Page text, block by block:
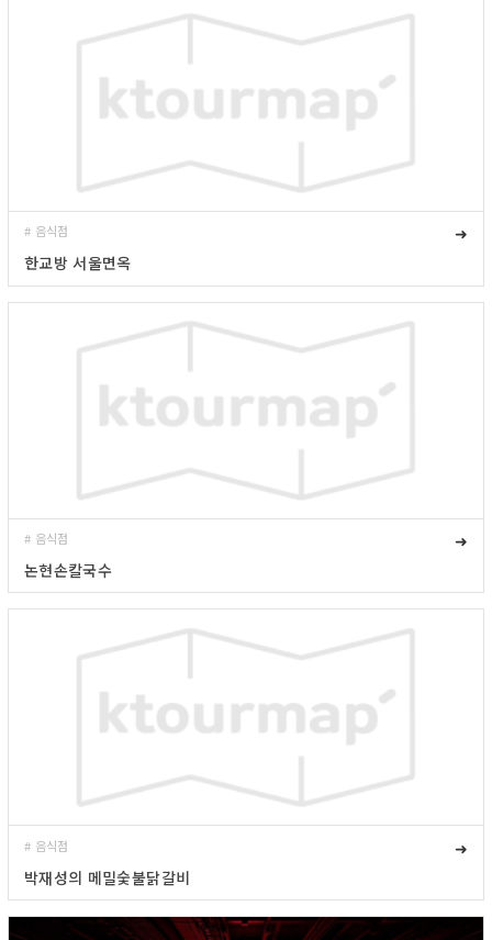
# 음식점
➜
한교방 서울면옥
# 음식점
➜
논현손칼국수
# 음식점
➜
박재성의 메밀숯불닭갈비